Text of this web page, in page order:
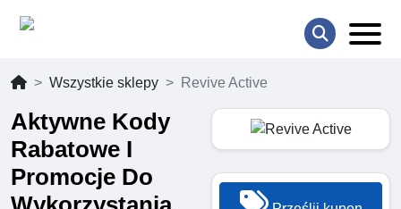
Wszystkie sklepy Revive Active
Aktywne Kody
Rabatowe I
Promocje Do